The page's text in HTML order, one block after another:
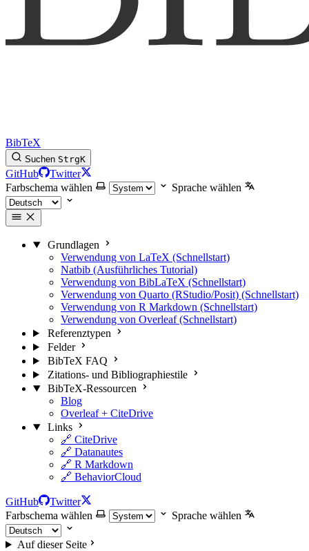
BibTeX
Suchen StrgK
GitHub
Twitter
Farbschema wählen
Sprache wählen
Grundlagen
Verwendung von LaTeX (Schnellstart)
Natbib (Ausführliches Tutorial)
Verwendung von BibLaTeX (Schnellstart)
Verwendung von Quarto (RStudio/Posit) (Schnellstart)
Verwendung von R Markdown (Schnellstart)
Verwendung von Overleaf (Schnellstart)
Referenztypen
Felder
BibTeX FAQ
Zitations- und Bibliographiestile
BibTeX-Ressourcen
Blog
Overleaf + CiteDrive
Links
🔗 CiteDrive
🔗 Datanautes
🔗 R Markdown
🔗 BehaviorCloud
GitHub
Twitter
Farbschema wählen
Sprache wählen
Auf dieser Seite